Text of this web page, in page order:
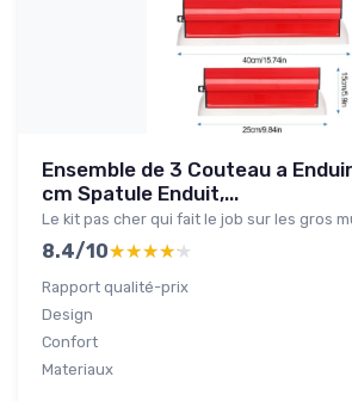
Ensemble de 3 Couteau a
cm Spatule Enduit,...
Le kit pas cher qui fait le job sur les gros
8.4/10★★★★★
★★★★★
Rapport qualité-prix
Design
Confort
Materiaux